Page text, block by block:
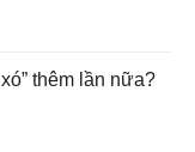
thêm lần nữa?